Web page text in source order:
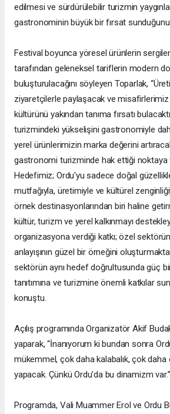
edilmesi ve sürdürülebilir turizmin
gastronominin büyük bir fırsat
Festival boyunca yöresel ürünlerin
tarafından geleneksel tariflerin modern
buluşturulacağını söyleyen Toparlak,
ziyaretçilerle paylaşacak ve
kültürünü yakından tanıma fırsatı
turizmindeki yükselişini gastronomiyle
yerel ürünlerimizin marka değerini
gastronomi turizminde hak ettiği noktaya
Hedefimiz; Ordu'yu sadece doğal
mutfağıyla, üretimiyle ve kültürel
örnek destinasyonlarından biri haline
kültür, turizm ve yerel kalkınmayı
organizasyona verdiği katkı; özel
anlayışının güzel bir örneğini
sektörün aynı hedef doğrultusunda güç
tanıtımına ve turizmine önemli katkılar
konuştu.
Açılış programında Organizatör Akif
yaparak, “İnanıyorum ki bundan sonra
mükemmel, çok daha kalabalık, çok
yapacak. Çünkü Ordu'da bu dinamizm
Programda, Vali Muammer Erol ve Ordu